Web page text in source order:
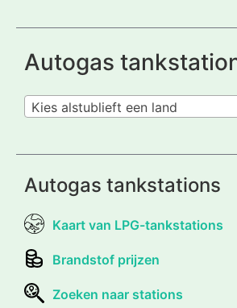
Autogas
Kies alstublieft een land
Autogas tankstations
Kaart van LPG-tankstations
Brandstof prijzen
Zoeken naar stations